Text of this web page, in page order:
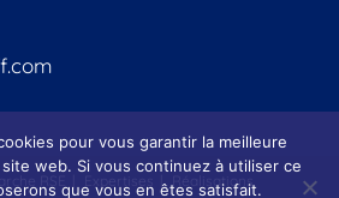
RSE Expertises Réalisations
pour vous garantir la meilleure
web. Si vous continuez à utiliser ce
que vous en êtes satisfait.